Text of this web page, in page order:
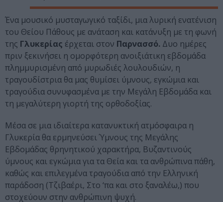
Ένα μουσικό μυσταγωγικό ταξίδι, μια λυρική ενατένιση
του Θείου Πάθους με ανάταση και κατάνυξη με τη φωνή
της Γλυκερίας έρχεται στον Παρνασσό. Δυο ημέρες
πριν ξεκινήσει η ομορφότερη ανοιξιάτικη εβδομάδα
πλημμυρισμένη από μυρωδιές λουλουδιών, η
τραγουδίστρια θα μας θυμίσει ύμνους, εγκώμια και
τραγούδια συνυφασμένα με την Μεγάλη Εβδομάδα και
τη μεγαλύτερη γιορτή της ορθοδοξίας.
Μέσα σε μια ιδιαίτερα κατανυκτική ατμόσφαιρα η
Γλυκερία θα ερμηνεύσει Ύμνους της Μεγάλης
Εβδομάδας θρηνητικού χαρακτήρα, Βυζαντινούς
ύμνους και εγκώμια για τα Θεία και τα ανθρώπινα πάθη,
καθώς και επιλεγμένα τραγούδια από την Ελληνική
παράδοση (Τζιβαέρι, Στο ‘πα και στο ξαναλέω,) που
στοχεύουν στην ανθρώπινη ψυχή.